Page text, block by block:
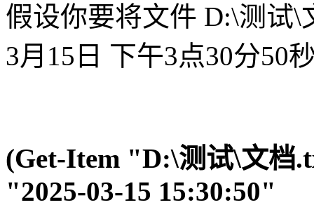
假设你要将文件 D:\测试\
3月15日 下午3点30分50
(Get-Item "D:\测试\文档
"2025-03-15 15:30:50"